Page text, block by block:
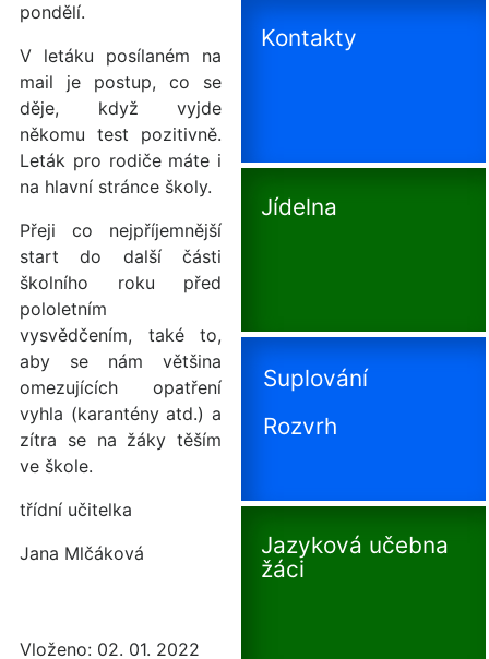
pondělí.
V letáku posílaném na
mail je postup, co se
děje, když vyjde
někomu test pozitivně.
Leták pro rodiče máte i
na hlavní stránce školy.
Přeji co nejpříjemnější
start do další části
školního roku před
pololetním
vysvědčením, také to,
aby se nám většina
omezujících opatření
vyhla (karantény atd.) a
zítra se na žáky těším
ve škole.
třídní učitelka
Jana Mlčáková
Vloženo: 02. 01. 2022
Kontakty
Jídelna
Suplování
Rozvrh
Jazyková učebna
žáci